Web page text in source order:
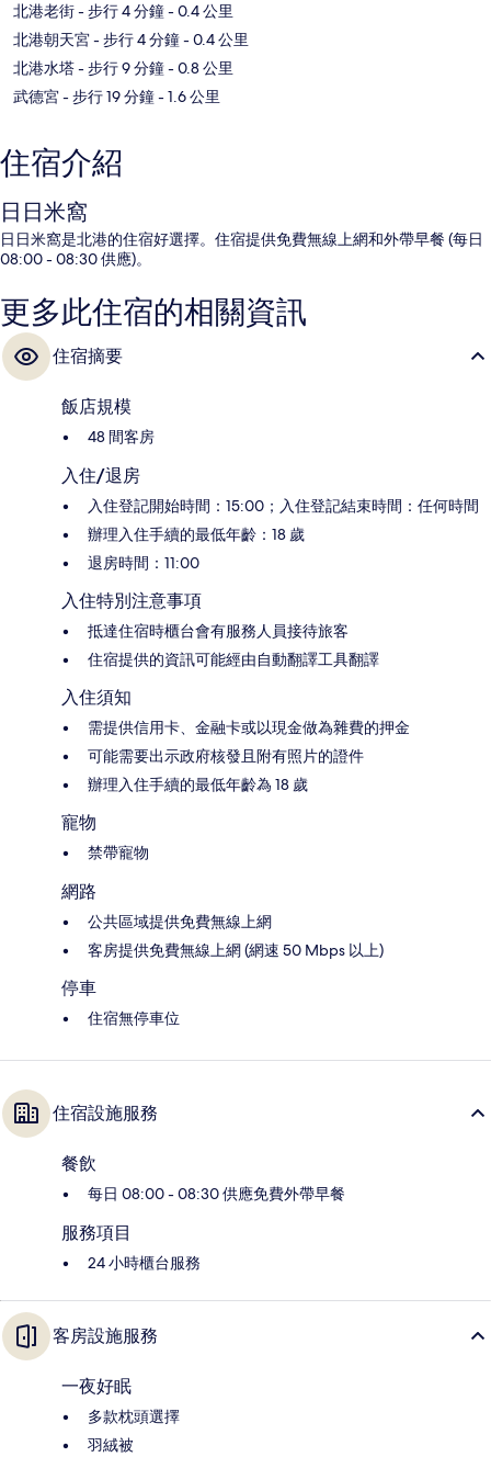
北港老街- 步行 4 分鐘- 0.4 公里
北港朝天宮- 步行 4 分鐘- 0.4 公里
北港水塔- 步行 9 分鐘- 0.8 公里
武德宮- 步行 19 分鐘- 1.6 公里
住宿介紹
日日米窩
日日米窩是北港的住宿好選擇。住宿提供免費無線上網和外帶早餐 (每日
08:00 - 08:30 供應)。
更多此住宿的相關資訊
住宿摘要
飯店規模
48 間客房
入住/退房
入住登記開始時間：15:00；入住登記結束時間：任何時間
辦理入住手續的最低年齡：18 歲
退房時間：11:00
入住特別注意事項
抵達住宿時櫃台會有服務人員接待旅客
住宿提供的資訊可能經由自動翻譯工具翻譯
入住須知
需提供信用卡、金融卡或以現金做為雜費的押金
可能需要出示政府核發且附有照片的證件
辦理入住手續的最低年齡為 18 歲
寵物
禁帶寵物
網路
公共區域提供免費無線上網
客房提供免費無線上網 (網速 50 Mbps 以上)
停車
住宿無停車位
住宿設施服務
餐飲
每日 08:00 - 08:30 供應免費外帶早餐
服務項目
24 小時櫃台服務
客房設施服務
一夜好眠
多款枕頭選擇
羽絨被